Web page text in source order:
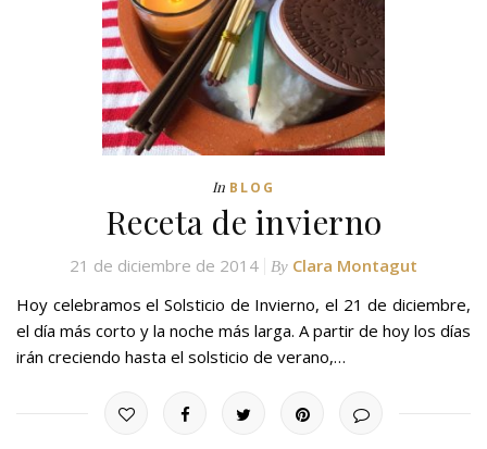
In BLOG
Receta de invierno
21 de diciembre de 2014 By Clara Montagut
Hoy celebramos el Solsticio de Invierno, el 21 de diciembre,
el día más corto y la noche más larga. A partir de hoy los días
irán creciendo hasta el solsticio de verano,…